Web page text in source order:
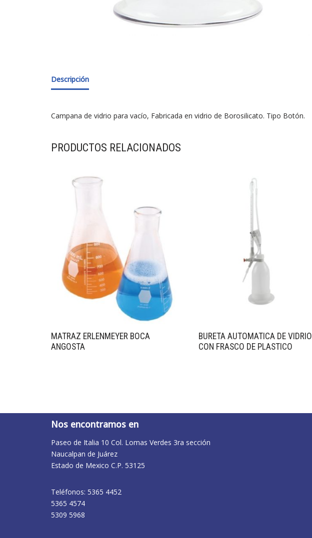
Descripción
Campana de vidrio para vacío, Fabricada en vidrio de Borosilicato. Tipo Botón.
PRODUCTOS RELACIONADOS
MATRAZ ERLENMEYER BOCA
ANGOSTA
BURETA AUTOMATICA DE VIDRIO
CON FRASCO DE PLASTICO
Nos encontramos en
Paseo de Italia 10 Col. Lomas Verdes 3ra sección
Naucalpan de Juárez
Estado de Mexico C.P. 53125
Teléfonos: 5365 4452
5365 4574
5309 5968